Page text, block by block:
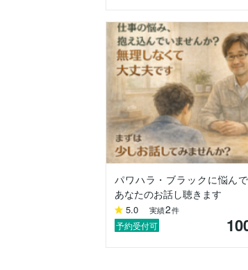
人の悩みは、立場や年齢
「こんなことで…」なんて
いま感じているしんどさを
私は33年間、食品会社に勤
品質保証部門や工場の管
内部監査員の資格を取得し
職場の問題や人の悩みに
そのためか、相談を受ける
・パワハラやセクハラ
・女子社員同士の戦い
・先輩社員からの嫌がらせ
・理不尽な上司からの攻撃
・コンプライアンス関係
・親の介護のこと　　等々
そして私自身もまた、
パワハラ・ブラックに悩ん
あなたのお話し聴きます
5.0 実績2件
予約受付可